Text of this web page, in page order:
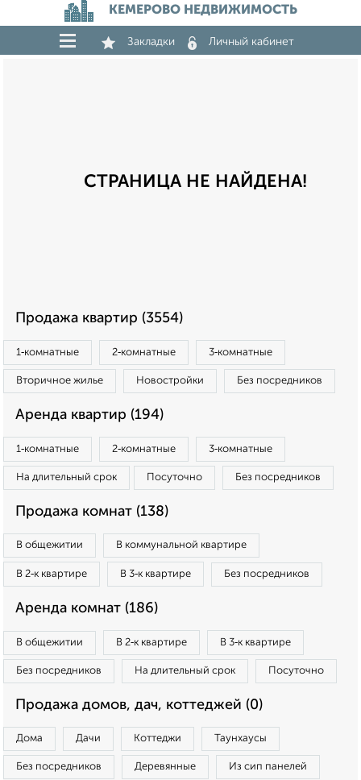
КЕМЕРОВО НЕДВИЖИМОСТЬ
Закладки Личный кабинет
СТРАНИЦА НЕ НАЙДЕНА!
Продажа квартир (3554)
1‑комнатные 2‑комнатные 3‑комнатные
Вторичное жилье Новостройки Без посредников
Аренда квартир (194)
1‑комнатные 2‑комнатные 3‑комнатные
На длительный срок Посуточно Без посредников
Продажа комнат (138)
В общежитии В коммунальной квартире
В 2‑к квартире В 3‑к квартире Без посредников
Аренда комнат (186)
В общежитии В 2‑к квартире В 3‑к квартире
Без посредников На длительный срок Посуточно
Продажа домов, дач, коттеджей (0)
Дома Дачи Коттеджи Таунхаусы
Без посредников Деревянные Из сип панелей